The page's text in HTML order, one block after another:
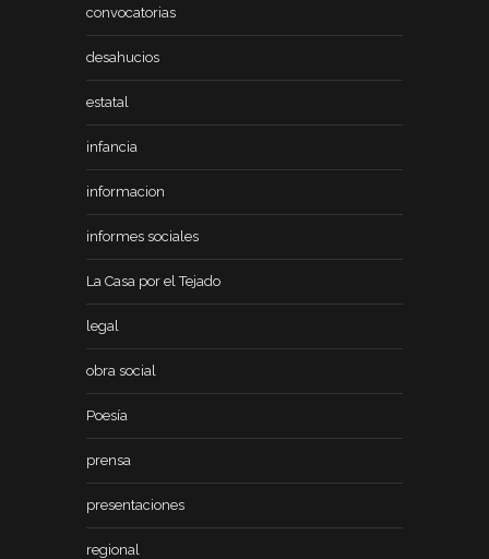
convocatorias
desahucios
estatal
infancia
informacion
informes sociales
La Casa por el Tejado
legal
obra social
Poesía
prensa
presentaciones
regional